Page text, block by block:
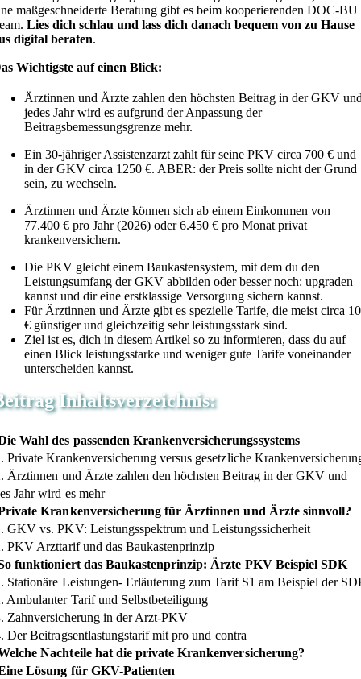
maßgeschneiderte Beratung gibt es beim kooperierenden DOC-BU
Lies dich schlau und lass dich danach bequem von zu Hause
digital beraten.
Wichtigste auf einen Blick:
Ärztinnen und Ärzte zahlen den höchsten Beitrag in der GKV
jedes Jahr wird es aufgrund der Anpassung der
Beitragsbemessungsgrenze mehr.
Ein 30-jähriger Assistenzarzt zahlt für seine PKV circa 700 € und
in der GKV circa 1250 €. ABER: der Preis sollte nicht der Grund
sein, zu wechseln.
Ärztinnen und Ärzte können sich ab einem Einkommen von
77.400 € pro Jahr (2026) oder 6.450 € pro Monat privat
krankenversichern.
Die PKV gleicht einem Baukastensystem, mit dem du den
Leistungsumfang der GKV abbilden oder besser noch: upgraden
kannst und dir eine erstklassige Versorgung sichern kannst.
Für Ärztinnen und Ärzte gibt es spezielle Tarife, die meist circa
€ günstiger und gleichzeitig sehr leistungsstark sind.
Ziel ist es, dich in diesem Artikel so zu informieren, dass du auf
einen Blick leistungsstarke und weniger gute Tarife voneinander
unterscheiden kannst.
Inhaltsverzeichnis:
Wahl des passenden Krankenversicherungssystems
Private Krankenversicherung versus gesetzliche
Ärztinnen und Ärzte zahlen den höchsten Beitrag in der GKV und
Jahr wird es mehr
Krankenversicherung für Ärztinnen und Ärzte sinnvoll?
GKV vs. PKV: Leistungsspektrum und Leistungssicherheit
PKV Arzttarif und das Baukastenprinzip
funktioniert das Baukastenprinzip: Ärzte PKV Beispiel SDK
Stationäre Leistungen- Erläuterung zum Tarif S1 am Beispiel der
Ambulanter Tarif und Selbstbeteiligung
Zahnversicherung in der Arzt-PKV
Der Beitragsentlastungstarif mit pro und contra
Nachteile hat die private Krankenversicherung?
Lösung für GKV-Patienten